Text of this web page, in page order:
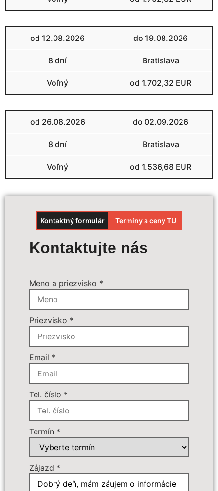
od 12.08.2026 do 19.08.2026
8 dní Bratislava
Voľný od 1.702,32 EUR
od 26.08.2026 do 02.09.2026
8 dní Bratislava
Voľný od 1.536,68 EUR
Kontaktný formulár Termíny a ceny TU
Kontaktujte nás
Meno a priezvisko *
Priezvisko *
Email *
Tel. číslo *
Termín *
Zájazd *
Výpočet ceny